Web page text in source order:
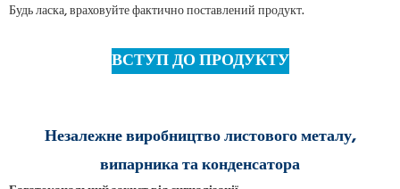
Будь ласка, враховуйте фактично поставлений продукт.
ВСТУП ДО ПРОДУКТУ
Незалежне виробництво листового металу,
випарника та конденсатора